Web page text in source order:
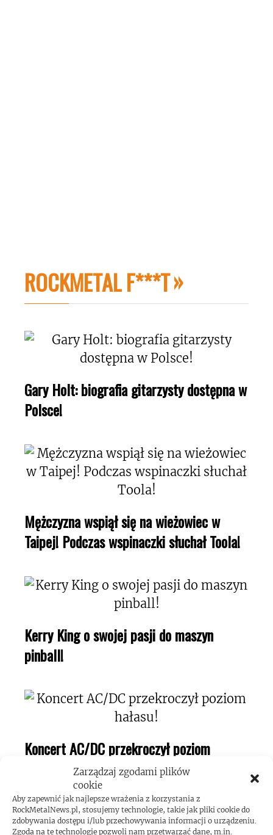
Zarządzaj zgodami plików
cookie
Aby zapewnić jak najlepsze wrażenia z korzystania z
RockMetalNews.pl, stosujemy technologie, takie jak pliki cookie do
zdobywania dostępu i/lub przechowywania informacji o urządzeniu.
Zgoda na te technologie pozwoli nam przetwarzać dane, m.in.
ROCKMETAL F***T
Gary Holt: biografia gitarzysty dostępna w
Polsce!
Mężczyzna wspiął się na wieżowiec w
Taipej! Podczas wspinaczki słuchał Toola!
Kerry King o swojej pasji do maszyn
pinball!
Koncert AC/DC przekroczył poziom